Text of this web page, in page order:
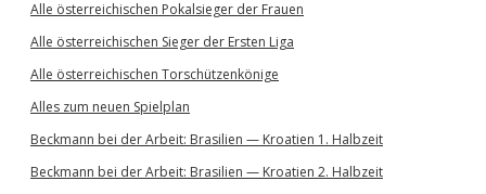
Alle österreichischen Pokalsieger der Frauen
Alle österreichischen Sieger der Ersten Liga
Alle österreichischen Torschützenkönige
Alles zum neuen Spielplan
Beckmann bei der Arbeit: Brasilien — Kroatien 1. Halbzeit
Beckmann bei der Arbeit: Brasilien — Kroatien 2. Halbzeit